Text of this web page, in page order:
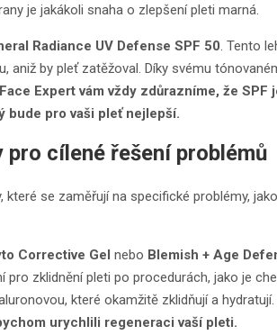
je jakákoli snaha o zlepšení pleti marná.
Radiance UV Defense SPF 50 . Tento
aniž by pleť zatěžoval. Díky svému
Expert vám vždy zdůrazníme, že SPF
bude pro vaši pleť nejlepší.
cílené řešení problémů
se zaměřují na specifické problémy,
Corrective Gel nebo Blemish + Age
pro zklidnění pleti po procedurách, jako je
které okamžitě zklidňují a hydratují.
urychlili regeneraci vaší pleti.